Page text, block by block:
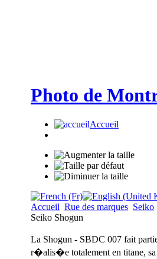
Photo de
Accueil
Accueil Rue des marques Seiko
Seiko Shogun
La Shogun - SBDC 007 fait
r�alis�e totalement en titane,